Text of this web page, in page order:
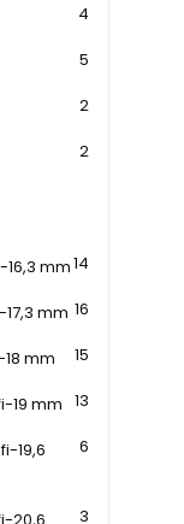
4
5
2
2
16,3 mm14
mm 16
mm 15
19 mm 13
19,6
6
3